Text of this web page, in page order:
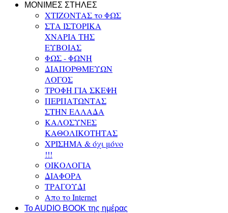
ΜΟΝΙΜΕΣ ΣΤΗΛΕΣ
ΧΤΙΖΟΝΤΑΣ το ΦΩΣ
ΣΤΑ ΙΣΤΟΡΙΚΑ
ΧΝΑΡΙΑ ΤΗΣ
ΕΥΒΟΙΑΣ
ΦΩΣ - ΦΩΝΗ
ΔΙΑΠΟΡΘΜΕΥΩΝ
ΛΟΓΟΣ
ΤΡΟΦΗ ΓΙΑ ΣΚΕΨΗ
ΠΕΡΠΑΤΩΝΤΑΣ
ΣΤΗΝ ΕΛΛΑΔΑ
ΚΑΛΟΣΥΝΕΣ
ΚΑΘΟΛΙΚΟΤΗΤΑΣ
ΧΡΙΣΗΜΑ & όχι μόνο
!!!
ΟΙΚΟΛΟΓΙΑ
ΔΙΑΦΟΡΑ
ΤΡΑΓΟΥΔΙ
Απο το Internet
To AUDIO BOOK της ημέρας